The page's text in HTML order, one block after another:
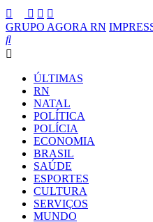
GRUPO AGORA RN
ÚLTIMAS
RN
NATAL
POLÍTICA
POLÍCIA
ECONOMIA
BRASIL
SAÚDE
ESPORTES
CULTURA
SERVIÇOS
MUNDO